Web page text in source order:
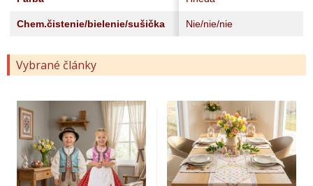
Chem.čistenie/bielenie/sušička Nie/nie/nie
Vybrané články